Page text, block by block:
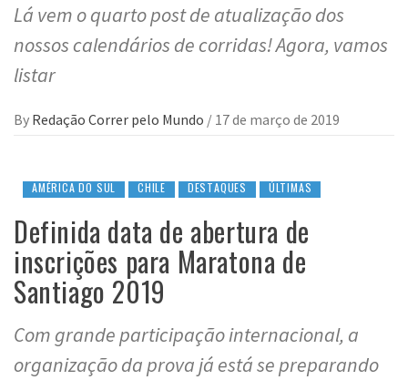
Lá vem o quarto post de atualização dos
nossos calendários de corridas! Agora, vamos
listar
By Redação Correr pelo Mundo / 17 de março de 2019
AMÉRICA DO SUL CHILE DESTAQUES ÚLTIMAS
Definida data de abertura de
inscrições para Maratona de
Santiago 2019
Com grande participação internacional, a
organização da prova já está se preparando